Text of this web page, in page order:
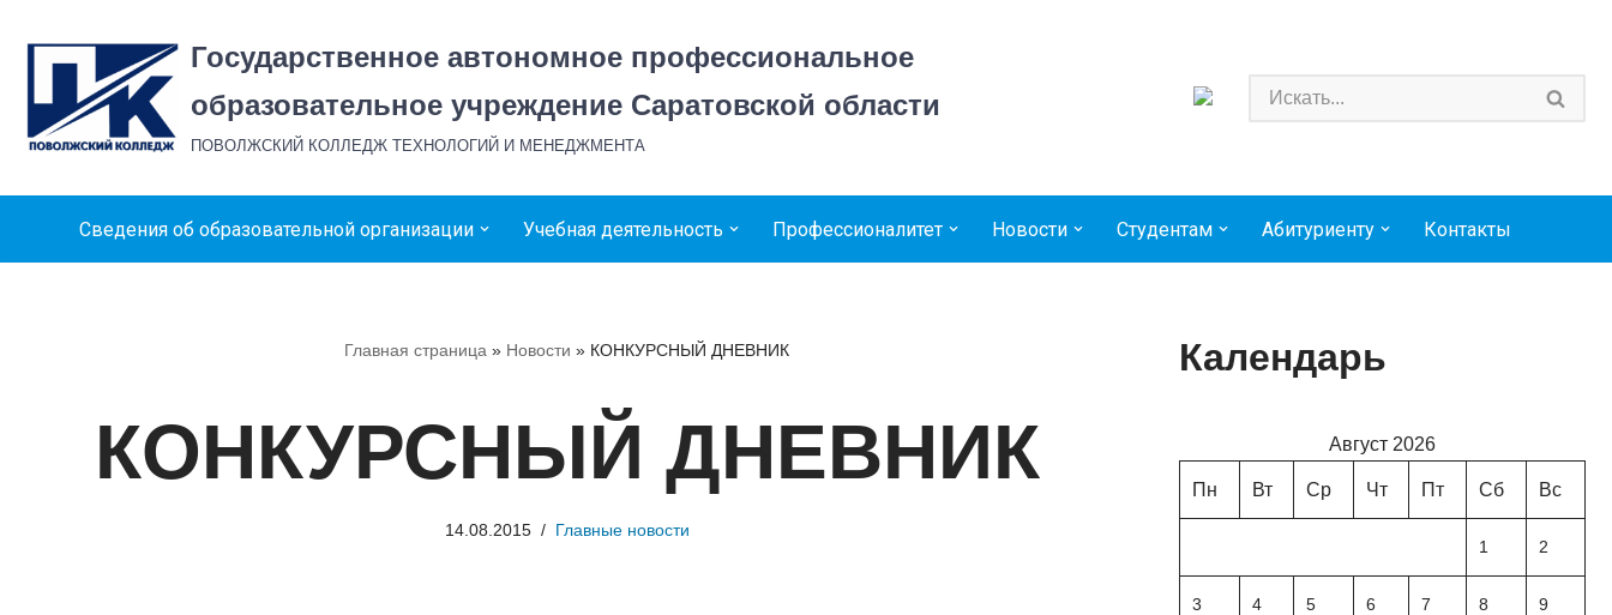
Перейти
содержимому
Государственное автономное профессиональное
образовательное учреждение Саратовской области
ПОВОЛЖСКИЙ КОЛЛЕДЖ ТЕХНОЛОГИЙ И МЕНЕДЖМЕНТА
Сведения об образовательной организации Учебная деятельность Профессионалитет Новости Студентам Абитуриенту Контакты
Главная страница » Новости » КОНКУРСНЫЙ ДНЕВНИК
КОНКУРСНЫЙ ДНЕВНИК
14.08.2015 Главные новости
Календарь
Август 2026
Пн Вт Ср Чт Пт Сб Вс
1 2
3 4 5 6 7 8 9